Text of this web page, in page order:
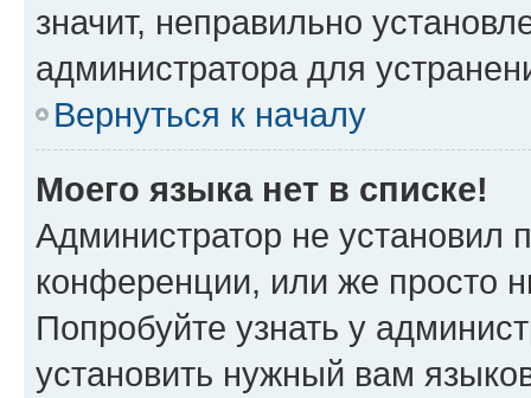
значит, неправильно
администратора для
Вернуться к началу
Моего языка нет в списке!
Администратор не установил
конференции, или же просто
Попробуйте узнать у
установить нужный вам